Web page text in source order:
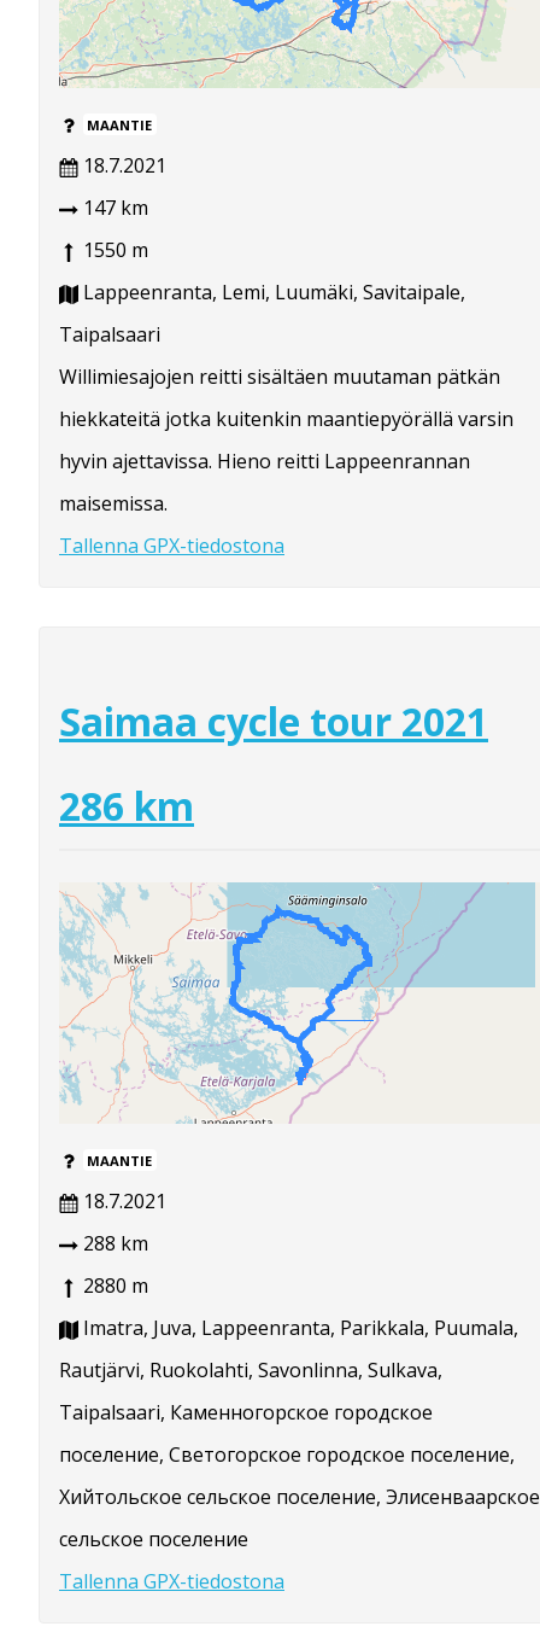
MAANTIE
18.7.2021
147 km
1550 m
Lappeenranta, Lemi, Luumäki, Savitaipale,
Taipalsaari
Willimiesajojen reitti sisältäen muutaman pätkän
hiekkateitä jotka kuitenkin maantiepyörällä varsin
hyvin ajettavissa. Hieno reitti Lappeenrannan
maisemissa.
Tallenna GPX-tiedostona
Saimaa cycle tour 2021
286 km
MAANTIE
18.7.2021
288 km
2880 m
Imatra, Juva, Lappeenranta, Parikkala, Puumala,
Rautjärvi, Ruokolahti, Savonlinna, Sulkava,
Taipalsaari, Каменногорское городское
поселение, Светогорское городское поселение,
Хийтольское сельское поселение, Элисенваарское
сельское поселение
Tallenna GPX-tiedostona